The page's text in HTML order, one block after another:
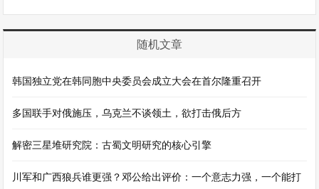
随机文章
韩国独立党在韩同胞中央委员会成立大会在首尔隆重召开
多国联手对俄施压，乌克兰不谈领土，欲打击俄后方
解密三星堆研究院：古蜀文明研究的核心引擎
川军和广西狼兵谁更强？邓公给出评价：一个意志力强，一个能打